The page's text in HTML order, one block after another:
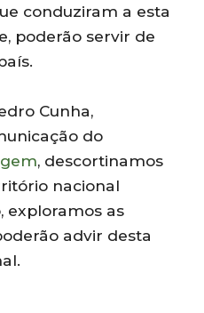
conduziram a esta
poderão servir de
Cunha,
do
, descortinamos
nacional
exploramos as
advir desta